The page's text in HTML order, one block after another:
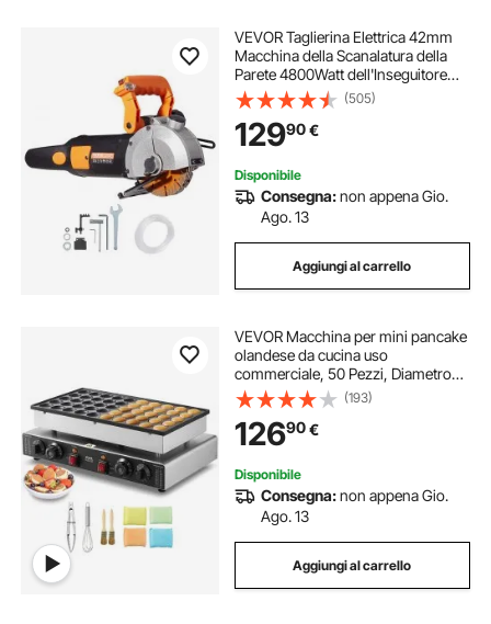
VEVOR Taglierina Elettrica 42mm
Macchina della Scanalatura della
Parete 4800Watt dell'Inseguitore
della Parete ,Stozzatrice da Parete
6000 RPM Nessuna Polvere,
Macchina da Taglio a Parete
(505)
12990€
Disponibile
Consegna:non appena Gio.
Ago. 13
Aggiungi al carrello
VEVOR Macchina per mini pancake
olandese da cucina uso
commerciale, 50 Pezzi, Diametro
43 mm, Macchina per mini
dorayaki, 1700 W, Controllo di
Temperatura Tempo, per Cucina
commerciale feste evento
(193)
12690€
Disponibile
Consegna:non appena Gio.
Ago. 13
Aggiungi al carrello